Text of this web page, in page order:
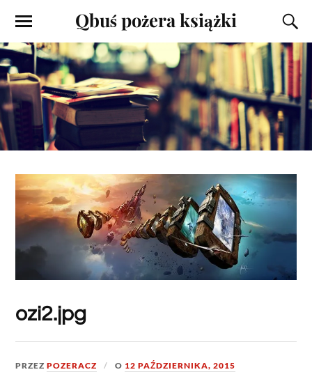
Qbuś pożera książki
ozi2.jpg
PRZEZPOZERACZ O 12 PAŹDZIERNIKA, 2015